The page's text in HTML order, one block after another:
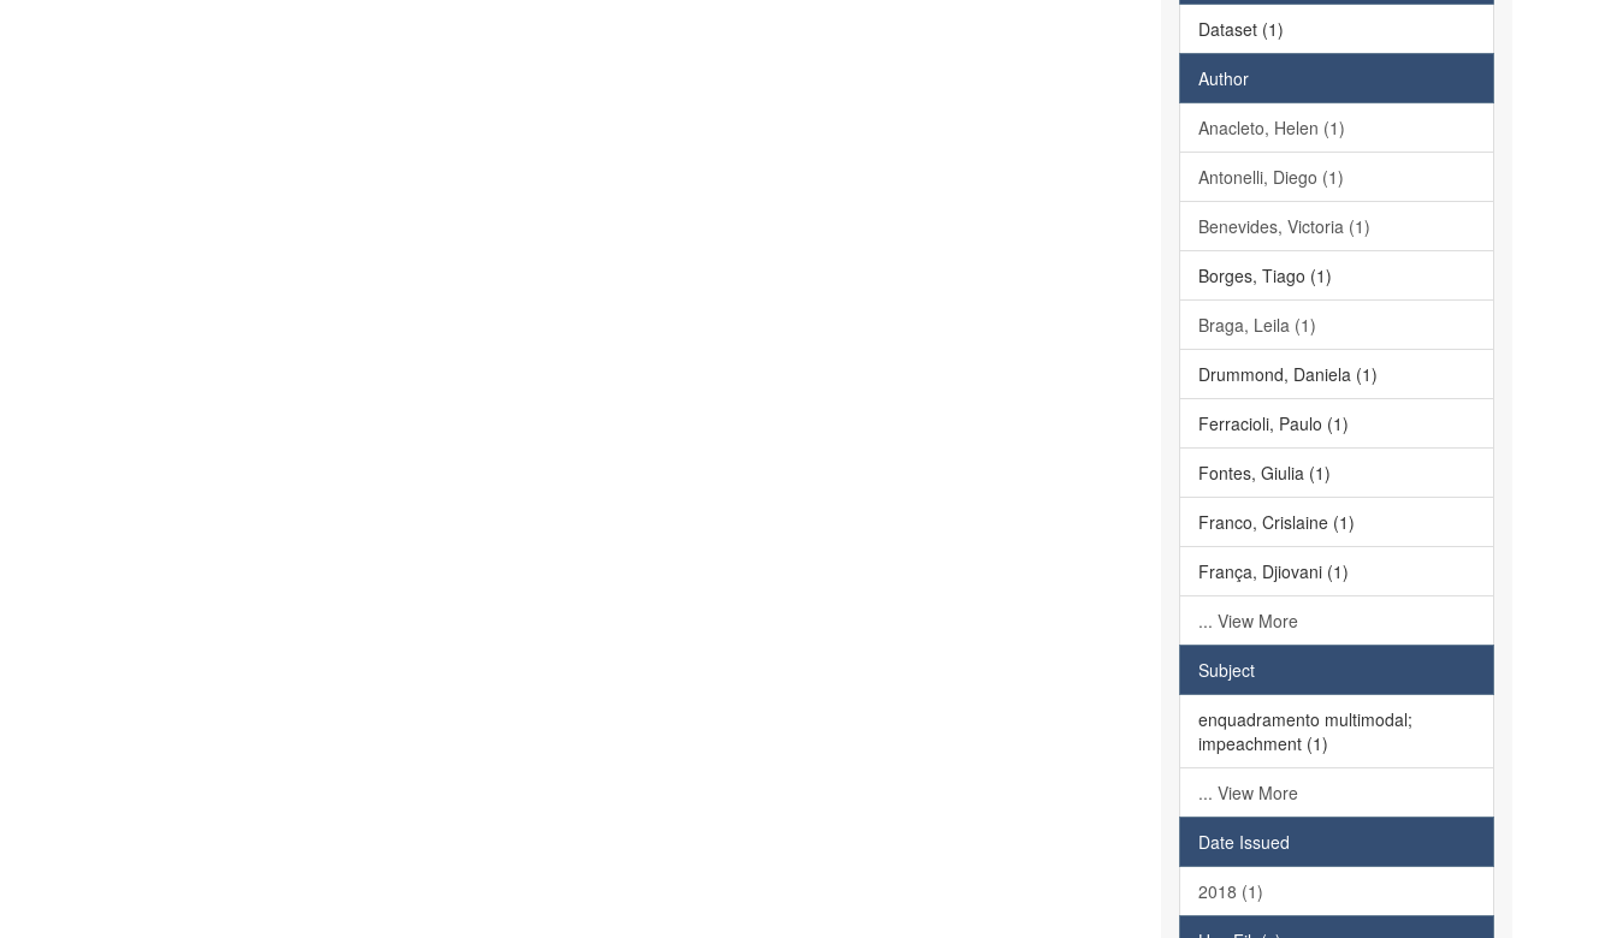
Dataset (1)
Author
Anacleto, Helen (1)
Antonelli, Diego (1)
Benevides, Victoria (1)
Borges, Tiago (1)
Braga, Leila (1)
Drummond, Daniela (1)
Ferracioli, Paulo (1)
Fontes, Giulia (1)
Franco, Crislaine (1)
França, Djiovani (1)
... View More
Subject
enquadramento multimodal;
impeachment (1)
... View More
Date Issued
2018 (1)